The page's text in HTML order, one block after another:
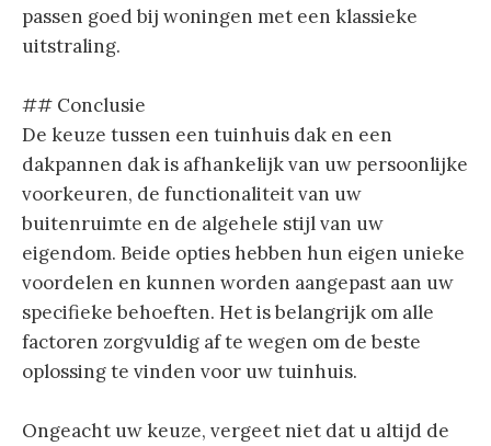
passen goed bij woningen met een klassieke
uitstraling.
## Conclusie
De keuze tussen een tuinhuis dak en een
dakpannen dak is afhankelijk van uw persoonlijke
voorkeuren, de functionaliteit van uw
buitenruimte en de algehele stijl van uw
eigendom. Beide opties hebben hun eigen unieke
voordelen en kunnen worden aangepast aan uw
specifieke behoeften. Het is belangrijk om alle
factoren zorgvuldig af te wegen om de beste
oplossing te vinden voor uw tuinhuis.
Ongeacht uw keuze, vergeet niet dat u altijd de